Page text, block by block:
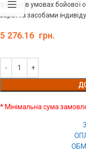
функції в умовах
зброї та засобами
5 276.16 грн.
* Мінімальна сума